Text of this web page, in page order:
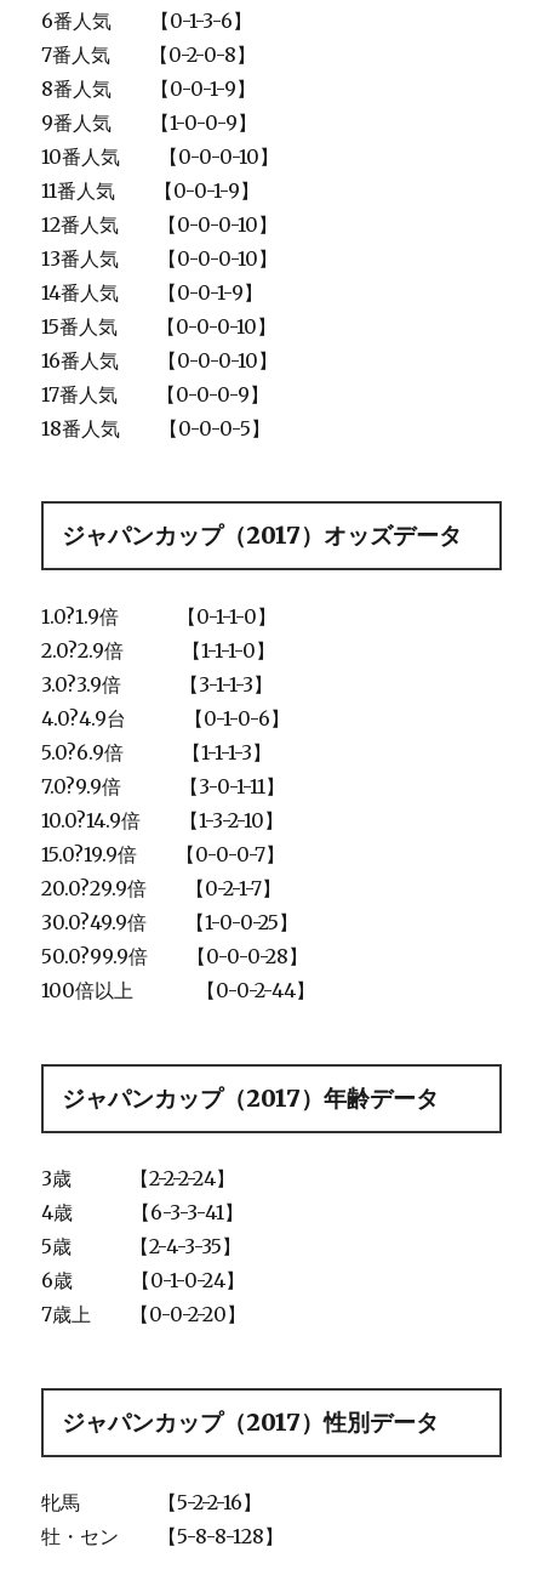
6番人気 【0-1-3-6】
7番人気 【0-2-0-8】
8番人気 【0-0-1-9】
9番人気 【1-0-0-9】
10番人気 【0-0-0-10】
11番人気 【0-0-1-9】
12番人気 【0-0-0-10】
13番人気 【0-0-0-10】
14番人気 【0-0-1-9】
15番人気 【0-0-0-10】
16番人気 【0-0-0-10】
17番人気 【0-0-0-9】
18番人気 【0-0-0-5】
ジャパンカップ（2017）オッズデータ
1.0?1.9倍 【0-1-1-0】
2.0?2.9倍 【1-1-1-0】
3.0?3.9倍 【3-1-1-3】
4.0?4.9台 【0-1-0-6】
5.0?6.9倍 【1-1-1-3】
7.0?9.9倍 【3-0-1-11】
10.0?14.9倍 【1-3-2-10】
15.0?19.9倍 【0-0-0-7】
20.0?29.9倍 【0-2-1-7】
30.0?49.9倍 【1-0-0-25】
50.0?99.9倍 【0-0-0-28】
100倍以上 【0-0-2-44】
ジャパンカップ（2017）年齢データ
3歳 【2-2-2-24】
4歳 【6-3-3-41】
5歳 【2-4-3-35】
6歳 【0-1-0-24】
7歳上 【0-0-2-20】
ジャパンカップ（2017）性別データ
牝馬 【5-2-2-16】
牡・セン 【5-8-8-128】